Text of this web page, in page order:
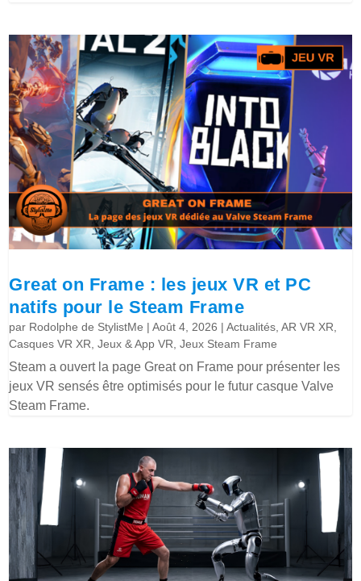
Great on Frame : les jeux VR et PC
natifs pour le Steam Frame
par Rodolphe de StylistMe |Août 4, 2026 |Actualités ,AR VR XR
Casques VR XR ,Jeux & App VR ,Jeux Steam Frame
Steam a ouvert la page Great on Frame pour présenter les
jeux VR sensés être optimisés pour le futur casque Valve
Steam Frame.